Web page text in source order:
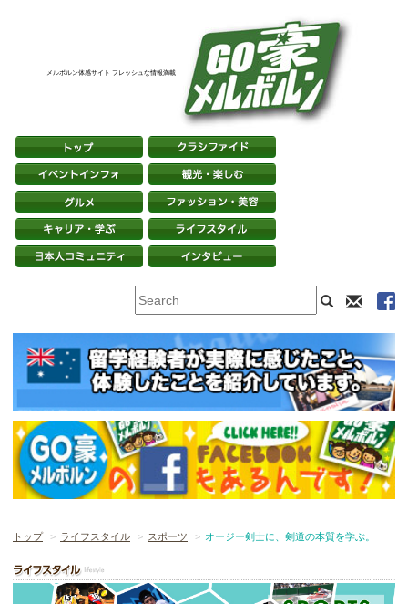
メルボルン体感サイト フレッシュな情報満載
トップ ライフスタイル スポーツ オージー剣士に、剣道の本質を学ぶ。